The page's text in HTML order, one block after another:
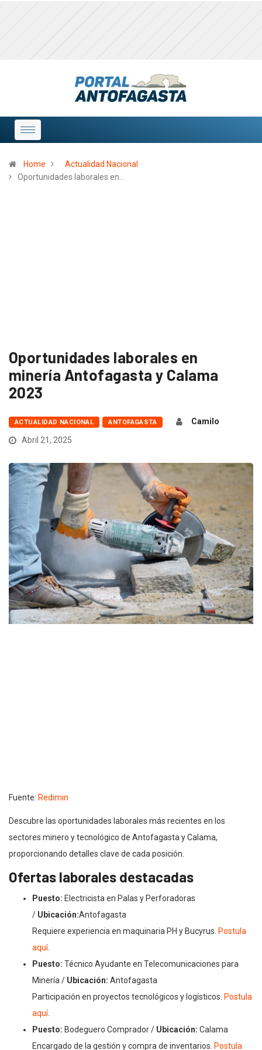
Home
Actualidad Nacional
Oportunidades laborales en…
Oportunidades laborales en
minería Antofagasta y Calama
2023
ACTUALIDAD NACIONAL ANTOFAGASTA
Camilo
Abril 21, 2025
Fuente: Redimin
Descubre las oportunidades laborales más recientes en los
sectores minero y tecnológico de Antofagasta y Calama,
proporcionando detalles clave de cada posición.
Ofertas laborales destacadas
Puesto: Electricista en Palas y Perforadoras
/ Ubicación:Antofagasta
Requiere experiencia en maquinaria PH y Bucyrus. Postula
aquí.
Puesto: Técnico Ayudante en Telecomunicaciones para
Minería / Ubicación: Antofagasta
Participación en proyectos tecnológicos y logísticos. Postula
aquí.
Puesto: Bodeguero Comprador / Ubicación: Calama
Encargado de la gestión y compra de inventarios. Postula